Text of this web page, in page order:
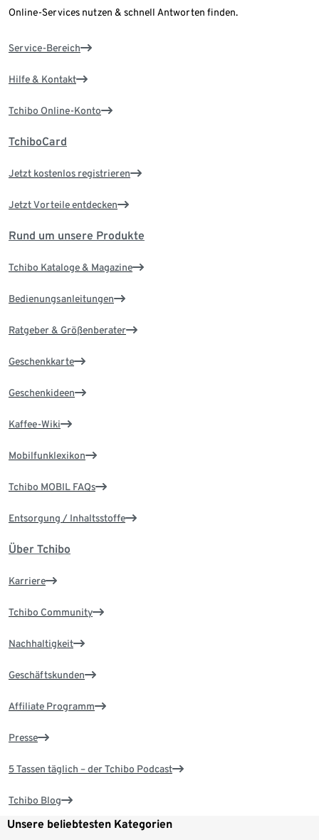
Online-Services nutzen & schnell Antworten finden.
Service-Bereich
Hilfe & Kontakt
Tchibo Online-Konto
TchiboCard
Jetzt kostenlos registrieren
Jetzt Vorteile entdecken
Rund um unsere Produkte
Tchibo Kataloge & Magazine
Bedienungsanleitungen
Ratgeber & Größenberater
Geschenkkarte
Geschenkideen
Kaffee-Wiki
Mobilfunklexikon
Tchibo MOBIL FAQs
Entsorgung / Inhaltsstoffe
Über Tchibo
Karriere
Tchibo Community
Nachhaltigkeit
Geschäftskunden
Affiliate Programm
Presse
5 Tassen täglich – der Tchibo Podcast
Tchibo Blog
Unsere beliebtesten Kategorien